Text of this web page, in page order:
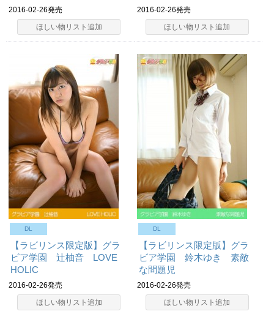
2016-02-26発売
ほしい物リスト追加
2016-02-26発売
ほしい物リスト追加
DL
【ラビリンス限定版】グラ
ビア学園 辻柚音 LOVE
HOLIC
2016-02-26発売
ほしい物リスト追加
DL
【ラビリンス限定版】グラ
ビア学園 鈴木ゆき 素敵
な問題児
2016-02-26発売
ほしい物リスト追加